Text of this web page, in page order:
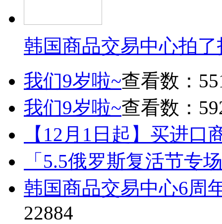
韩国商品交易中心拍
我们9岁啦~查看数：
我们9岁啦~查看数：
【12月1日起】买进口
「5.5俄罗斯复活节专
韩国商品交易中心6周
22884